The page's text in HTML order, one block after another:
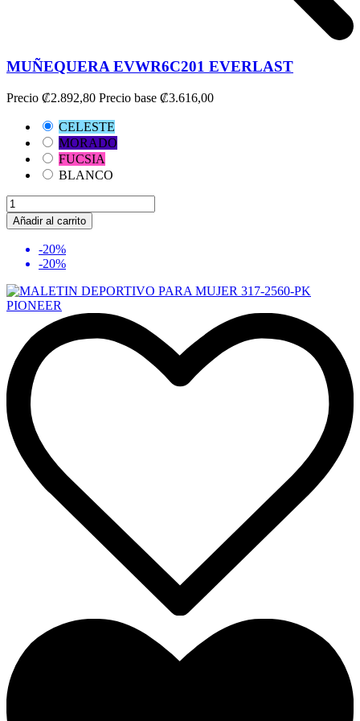
MUÑEQUERA EVWR6C201 EVERLAST
Precio ₡2.892,80 Precio base ₡3.616,00
CELESTE
MORADO
FUCSIA
BLANCO
Añadir al carrito
-20%
-20%